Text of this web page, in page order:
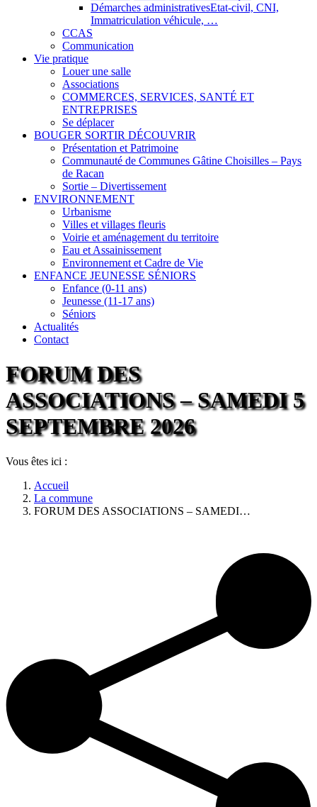
Démarches administrativesEtat-civil, CNI,
Immatriculation véhicule, …
CCAS
Communication
Vie pratique
Louer une salle
Associations
COMMERCES, SERVICES, SANTÉ ET
ENTREPRISES
Se déplacer
BOUGER SORTIR DÉCOUVRIR
Présentation et Patrimoine
Communauté de Communes Gâtine Choisilles – Pays
de Racan
Sortie – Divertissement
ENVIRONNEMENT
Urbanisme
Villes et villages fleuris
Voirie et aménagement du territoire
Eau et Assainissement
Environnement et Cadre de Vie
ENFANCE JEUNESSE SÉNIORS
Enfance (0-11 ans)
Jeunesse (11-17 ans)
Séniors
Actualités
Contact
FORUM DES
ASSOCIATIONS – SAMEDI 5
SEPTEMBRE 2026
Vous êtes ici :
Accueil
La commune
FORUM DES ASSOCIATIONS – SAMEDI…